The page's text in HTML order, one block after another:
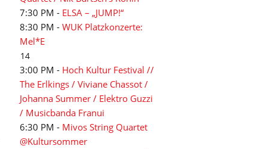
7:30 PM - ELSA – „JUMP!“
8:30 PM - WUK Platzkonzerte:
Mel*E
14
3:00 PM - Hoch Kultur Festival //
The Erlkings / Viviane Chassot /
Johanna Summer / Elektro Guzzi
/ Musicbanda Franui
6:30 PM - Mivos String Quartet
@Kultursommer